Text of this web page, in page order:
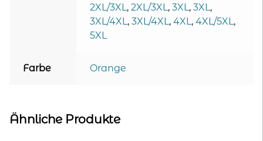
2XL/3XL, 2XL/3XL, 3XL, 3XL,
3XL/4XL, 3XL/4XL, 4XL, 4XL/5XL,
5XL
Farbe Orange
Ähnliche Produkte